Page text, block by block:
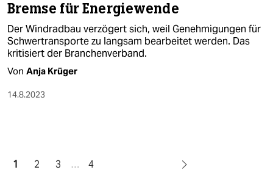
Bremse für Energiewende
Der Windradbau verzögert sich, weil Genehmigungen für
Schwer­transporte zu langsam bearbeitet werden. Das
kritisiert der Branchenverband.
Von Anja Krüger
14.8.2023
1 2 3 … 4